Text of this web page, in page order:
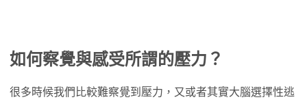
如何察覺與感受所謂的壓力？
很多時候我們比較難察覺到壓力，又或者其實大腦選擇性逃